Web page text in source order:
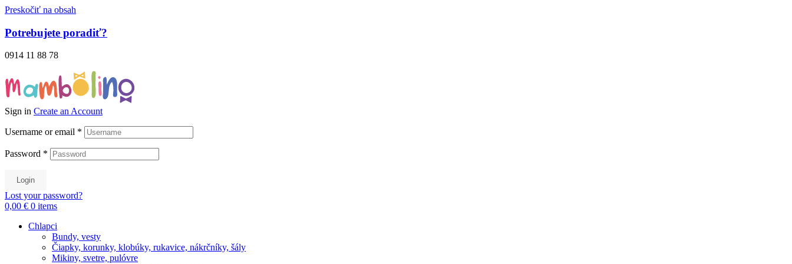
Preskočiť na obsah
Potrebujete poradiť?
0914 11 88 78
Sign in Create an Account
Username or email *
Password *
Login
Lost your password?
0,00 € 0 items
Chlapci
Bundy, vesty
Čiapky, korunky, klobúky, rukavice, nákrčníky, šály
Mikiny, svetre, pulóvre